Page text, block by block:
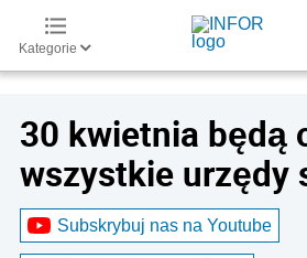
Kategorie
30 kwietnia będą
wszystkie urzędy
Subskrybuj nas na Youtube